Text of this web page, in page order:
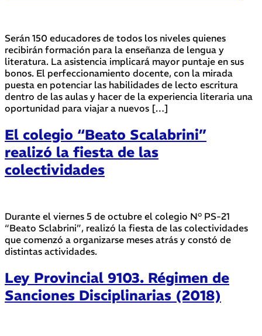
Serán 150 educadores de todos los niveles quienes
recibirán formación para la enseñanza de lengua y
literatura. La asistencia implicará mayor puntaje en sus
bonos. El perfeccionamiento docente, con la mirada
puesta en potenciar las habilidades de lecto escritura
dentro de las aulas y hacer de la experiencia literaria una
oportunidad para viajar a nuevos […]
El colegio “Beato Scalabrini”
realizó la fiesta de las
colectividades
Durante el viernes 5 de octubre el colegio N° PS-21
“Beato Sclabrini”, realizó la fiesta de las colectividades
que comenzó a organizarse meses atrás y constó de
distintas actividades.
Ley Provincial 9103. Régimen de
Sanciones Disciplinarias (2018)